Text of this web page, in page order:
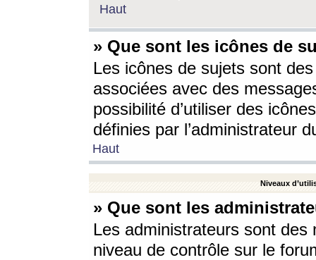
Haut
» Que sont les icônes de
Les icônes de sujets sont
associées avec des
possibilité d’utiliser des
définies par l’administrateur
Haut
Niveaux
» Que sont les
Les administrateurs sont
niveau de contrôle sur le